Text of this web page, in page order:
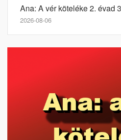
Ana: A vér köteléke 2. évad
2026-08-06